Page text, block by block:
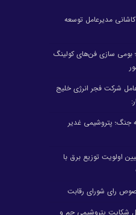
مدیرعامل توسعه
بومی سازی فن‌های کولینگ
شرکت فجر انرژی خلیج
جنگ؛ پتروشیمی غدیر
اولویت توزیع برق با
رای شورای رقابت
شکایت پتروشیمی جم و